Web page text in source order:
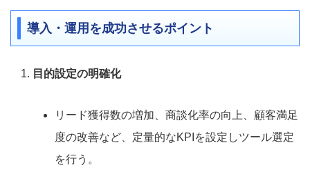
導入・運用を成功させるポイント
目的設定の明確化
リード獲得数の増加、商談化率の向上、顧客満足
度の改善など、定量的なKPIを設定しツール選定
を行う。